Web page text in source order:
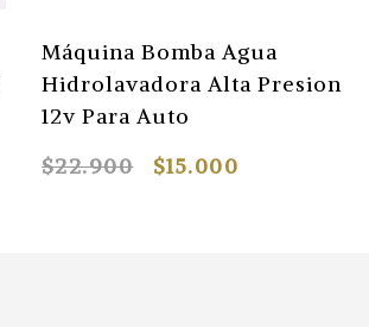
Máquina Bomba Agua
Hidrolavadora Alta Presion
12v Para Auto
$22.900
$15.000